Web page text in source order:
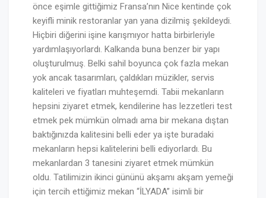
önce eşimle gittiğimiz Fransa’nın Nice kentinde çok
keyifli minik restoranlar yan yana dizilmiş şekildeydi.
Hiçbiri diğerini işine karışmıyor hatta birbirleriyle
yardımlaşıyorlardı. Kalkanda buna benzer bir yapı
oluşturulmuş. Belki sahil boyunca çok fazla mekan
yok ancak tasarımları, çaldıkları müzikler, servis
kaliteleri ve fiyatları muhteşemdi. Tabii mekanların
hepsini ziyaret etmek, kendilerine has lezzetleri test
etmek pek mümkün olmadı ama bir mekana dıştan
baktığınızda kalitesini belli eder ya işte buradaki
mekanların hepsi kalitelerini belli ediyorlardı. Bu
mekanlardan 3 tanesini ziyaret etmek mümkün
oldu. Tatilimizin ikinci gününü akşamı akşam yemeği
için tercih ettiğimiz mekan “İLYADA” isimli bir